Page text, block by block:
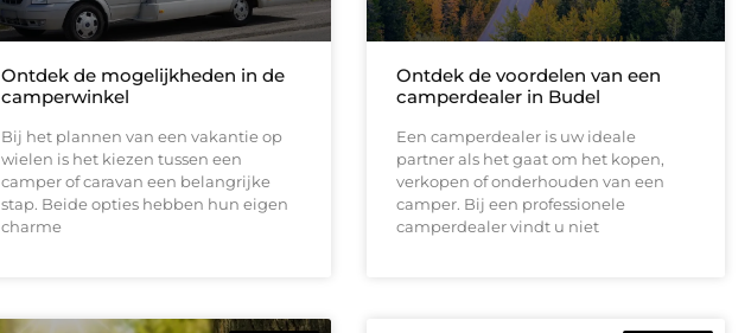
Ontdek de mogelijkheden in de
camperwinkel
Bij het plannen van een vakantie op
wielen is het kiezen tussen een
camper of caravan een belangrijke
stap. Beide opties hebben hun eigen
charme
Ontdek de voordelen van een
camperdealer in Budel
Een camperdealer is uw ideale
partner als het gaat om het kopen,
verkopen of onderhouden van een
camper. Bij een professionele
camperdealer vindt u niet